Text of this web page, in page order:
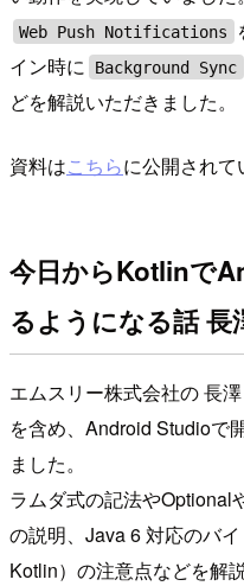
Web Push Notifications
イン時に
Background Sync
どを解説いただきました。
資料はこちらに公開されて
今日からKotlinで
るようになる話 長
エムスリー株式会社の 長
を含め、Android Studioで
ました。
ラムダ式の記法やOptional
の説明、Java 6 対応のバ
Kotlin）の注意点などを解